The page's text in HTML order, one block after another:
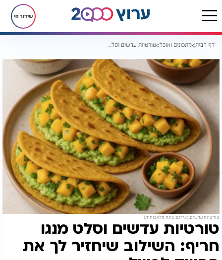
שידור חי
דף הבית מתכונים ואוכל טורטיות עדשים וסלט מנגו חריף: השילוב שיחזיר לך את החשק לבשל
טורטיות עדשים. (צילום: בינה מלאכותית)
טורטיות עדשים וסלט מנגו
חריף: השילוב שיחזיר לך את